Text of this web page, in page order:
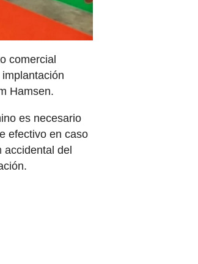
comercial
Hamsen.
es necesario
efectivo en caso
accidental del